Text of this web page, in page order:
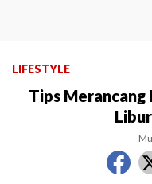
LIFESTYLE
Tips